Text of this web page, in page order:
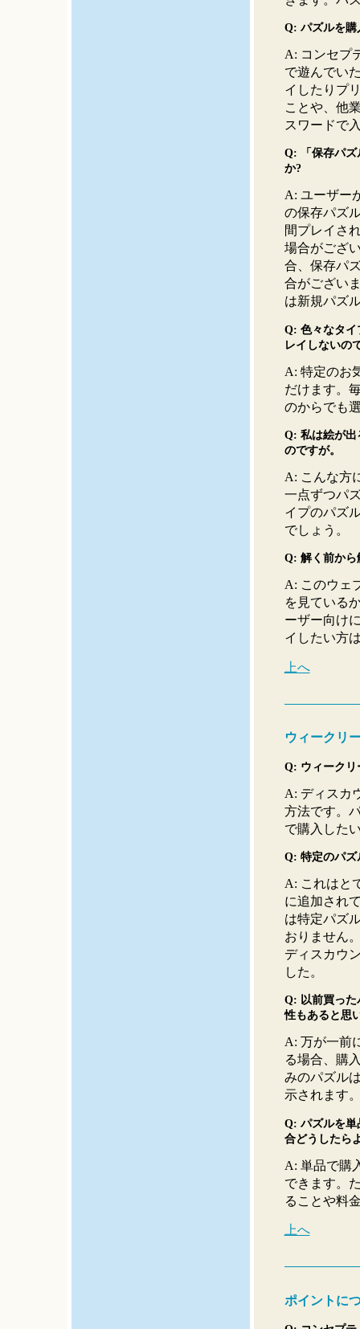
Q: パズルを購
A: コンセプ
で遊んでい
イしたりプ
ことや、他
スワードで
Q: 「保存パズ
か?
A: ユーザー
の保存パズ
間プレイさ
場合がござ
合、保存パ
合がござい
は新規パズ
Q: 色々なタイ
レイしないの
A: 特定のお
だけます。
のからでも
Q: 私は絵が出
のですが。
A: こんな方
一点ずつパ
イプのパズ
でしょう。
Q: 解く前から
A: このウェ
を見ている
ーザー向け
イしたい方
上へ
ウィークリ
Q: ウィークリ
A: ディスカ
方法です。
で購入した
Q: 特定のパズ
A: これはと
に追加され
は特定パズ
おりません
ディスカウ
した。
Q: 以前買った
性もあると思
A: 万が一前
る場合、購
みのパズル
示されます
Q: パズルを単
合どうしたら
A: 単品で購
できます。
ることや料
上へ
ポイントに